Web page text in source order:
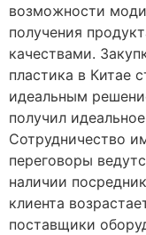
возможности
получения
качествами.
пластика в Китае
идеальным
получил
Сотрудничество
переговоры
наличии
клиента
поставщики